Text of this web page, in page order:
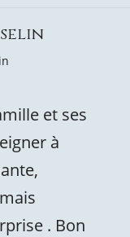
et ses
à
. Bon